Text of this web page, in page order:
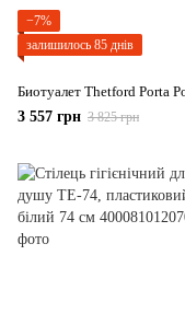
−7%
залишилось 85 днів
Биотуалет Thetford Porta
3 557 грн 3 825 грн